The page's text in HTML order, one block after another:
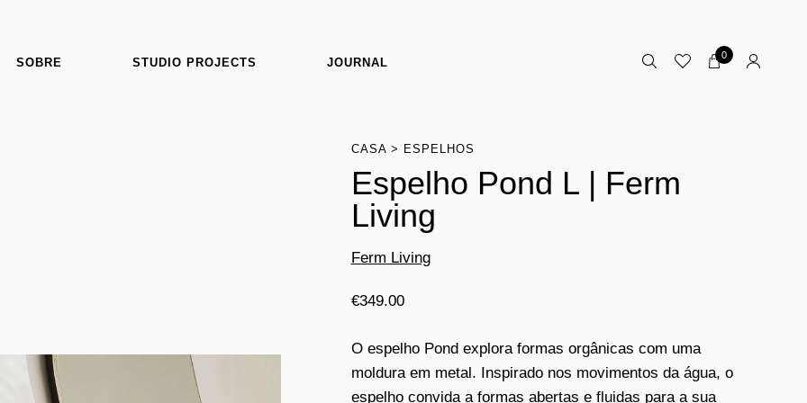
SOBRE STUDIO PROJECTS JOURNAL
0
CASA ESPELHOS
Espelho Pond L | Ferm
Living
Ferm Living
€349.00
O espelho Pond explora formas orgânicas com uma
moldura em metal. Inspirado nos movimentos da água, o
espelho convida a formas abertas e fluidas para a sua